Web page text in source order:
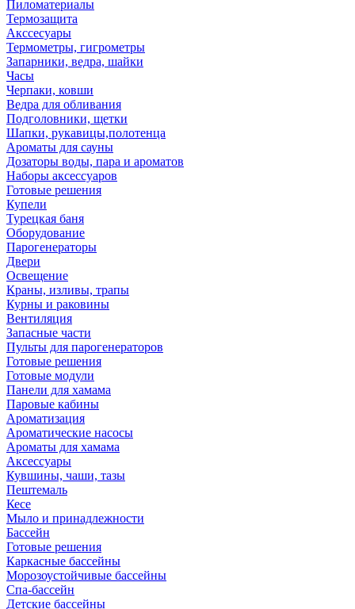
Пиломатериалы
Термозащита
Аксcесуары
Термометры, гигрометры
Запарники, ведра, шайки
Часы
Черпаки, ковши
Ведра для обливания
Подголовники, щетки
Шапки, рукавицы,полотенца
Ароматы для сауны
Дозаторы воды, пара и ароматов
Наборы аксессуаров
Готовые решения
Купели
Турецкая баня
Оборудование
Парогенераторы
Двери
Освещение
Краны, изливы, трапы
Курны и раковины
Вентиляция
Запасные части
Пульты для парогенераторов
Готовые решения
Готовые модули
Панели для хамама
Паровые кабины
Ароматизация
Ароматические насосы
Ароматы для хамама
Аксессуары
Кувшины, чаши, тазы
Пештемаль
Кесе
Мыло и принадлежности
Бассейн
Готовые решения
Каркасные бассейны
Морозоустойчивые бассейны
Спа-бассейн
Детские бассейны